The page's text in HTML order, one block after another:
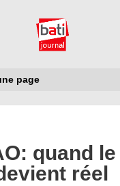
page
quand le
réel